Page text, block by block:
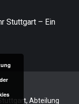
Stuttgart – Ein
Abteilung